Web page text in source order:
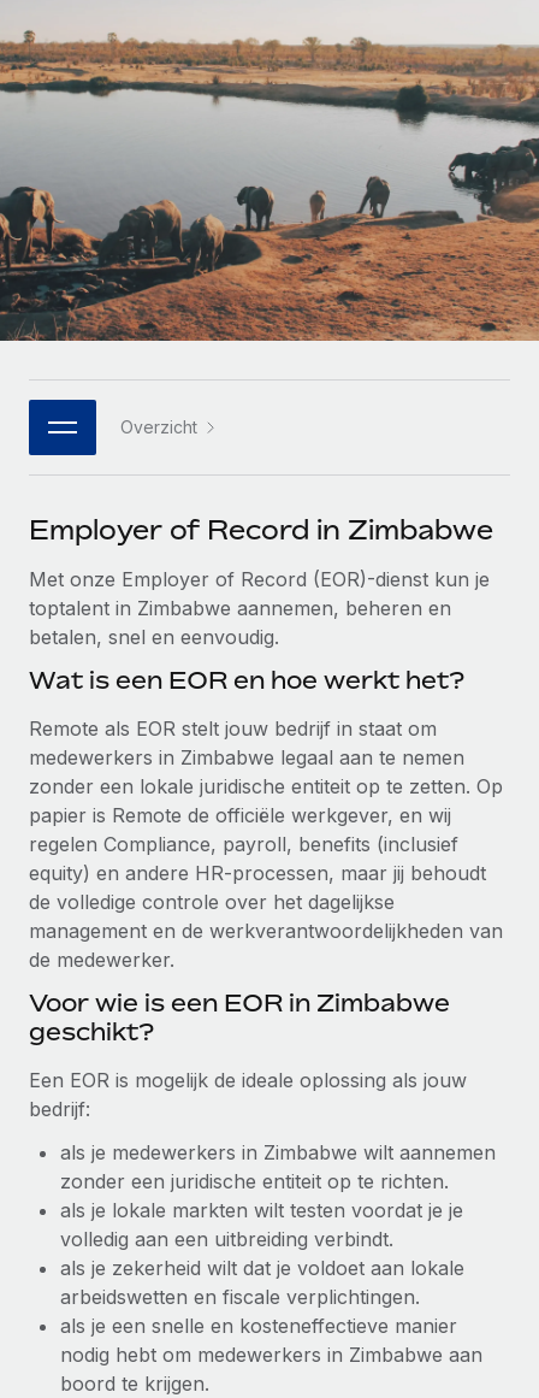
PEO
Ingewikkelde HR-taken eenvoudig uitbesteden
Remote Embedded
HR naadloos in workflows integreren
Platform
Ingebouwde essentiële HR-functies voor je team
Integraties
DIENSTEN
Vraag een expert
Krijg hulp van global HR- en juridische experts
Achtergrondonderzoek
kandidaten
Compliance Watchtower
Blijf compliance-risico's voor
Apparaatbeheer
Lever en track wereldwijd IT-middelen
Entiteiten oprichten
Mobiliteit en overplaatsing
Secundaire arbeidsvoorwaarden
Eenvoudig secundaire arbeidsvoorwaarden
beheren
GROEIFASE
Flexibele global HR en payroll solutions voor groeiende
Mid-market
Teams uitbreiden met HR solutions op maat
Enterprise
Global HR voor grote bedrijven
WERK MET ONS SAMEN
Strategische technologiepartners
Een partner worden
Ontdek hoe je met ons kunt samenwerken
Remote Build
Integraties en advies over AI-automatiseringen
Ontdek valuta-opties en betaalsnelheden voor
internationale zzp'ers
Onderzoek en gidsen
Casestudy's
HR-woordenlijst
Checklists en templates
Webinars
Newsroom
Inzicht in salaris en talent
Inzichtencentrum
Support
Alle bronnen bekijken
BLOG
Global Payroll
EOR en PEO
Contractor Management
Belastingen
Productupdates van Remote: Gusto- en Xero-
integraties en Contractor Management Plus
Het blijft de missie van Remote om alle soorten bedrijven
te helpen bij het aannemen, beheren en...
Meer informatie
Nederlands
Français
Español
Italiano
Português (Portugal)
日本語
한국어
Inloggen
Overzicht
Employer of Record in Zimbabwe
Met onze Employer of Record (EOR)-dienst kun je
toptalent in Zimbabwe aannemen, beheren en
betalen, snel en eenvoudig.
Wat is een EOR en hoe werkt het?
Remote als EOR stelt jouw bedrijf in staat om
medewerkers in Zimbabwe legaal aan te nemen
zonder een lokale juridische entiteit op te zetten. Op
papier is Remote de officiële werkgever, en wij
regelen Compliance, payroll, benefits (inclusief
equity) en andere HR-processen, maar jij behoudt
de volledige controle over het dagelijkse
management en de werkverantwoordelijkheden van
de medewerker.
Voor wie is een EOR in Zimbabwe
geschikt?
Een EOR is mogelijk de ideale oplossing als jouw
bedrijf:
als je medewerkers in Zimbabwe wilt aannemen
zonder een juridische entiteit op te richten.
als je lokale markten wilt testen voordat je je
volledig aan een uitbreiding verbindt.
als je zekerheid wilt dat je voldoet aan lokale
arbeidswetten en fiscale verplichtingen.
als je een snelle en kosteneffectieve manier
nodig hebt om medewerkers in Zimbabwe aan
boord te krijgen.